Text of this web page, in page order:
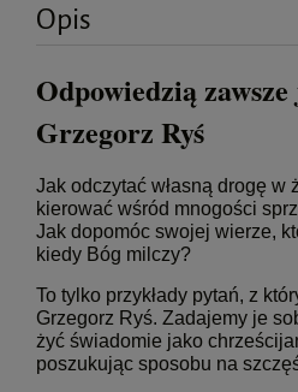
Opis
Odpowiedzią zawsze
Grzegorz Ryś
Jak odczytać własną drogę w
kierować wśród mnogości
Jak dopomóc swojej wierze,
kiedy Bóg milczy?
To tylko przykłady pytań, z
Grzegorz Ryś. Zadajemy je
żyć świadomie jako
poszukując sposobu na